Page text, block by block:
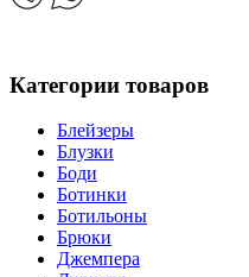
Категории товаров
Блейзеры
Блузки
Боди
Ботинки
Ботильоны
Брюки
Джемпера